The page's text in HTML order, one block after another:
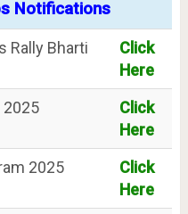
Notifications
Rally Bharti
Click
Here
2025
Click
Here
2025
Click
Here